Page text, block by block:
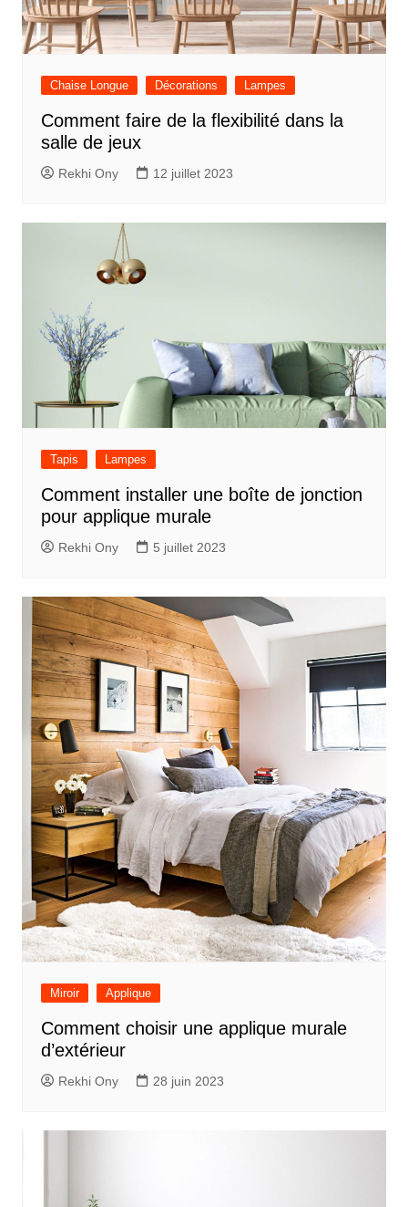
Chaise Longue Décorations Lampes
Comment faire de la flexibilité dans la
salle de jeux
Rekhi Ony 12 juillet 2023
Tapis Lampes
Comment installer une boîte de jonction
pour applique murale
Rekhi Ony 5 juillet 2023
Miroir Applique
Comment choisir une applique murale
d’extérieur
Rekhi Ony 28 juin 2023